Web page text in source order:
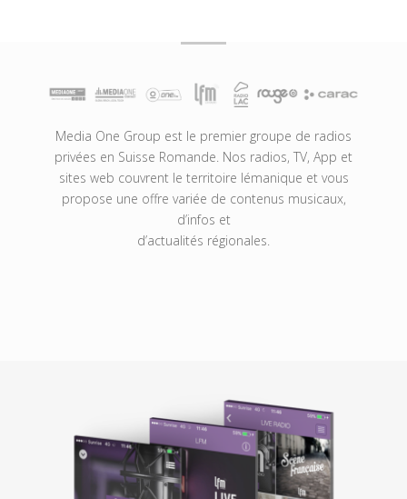
Media One Group est le premier groupe de radios
privées en Suisse Romande. Nos radios, TV, App et
sites web couvrent le territoire lémanique et vous
propose une offre variée de contenus musicaux,
d’infos et
d’actualités régionales.